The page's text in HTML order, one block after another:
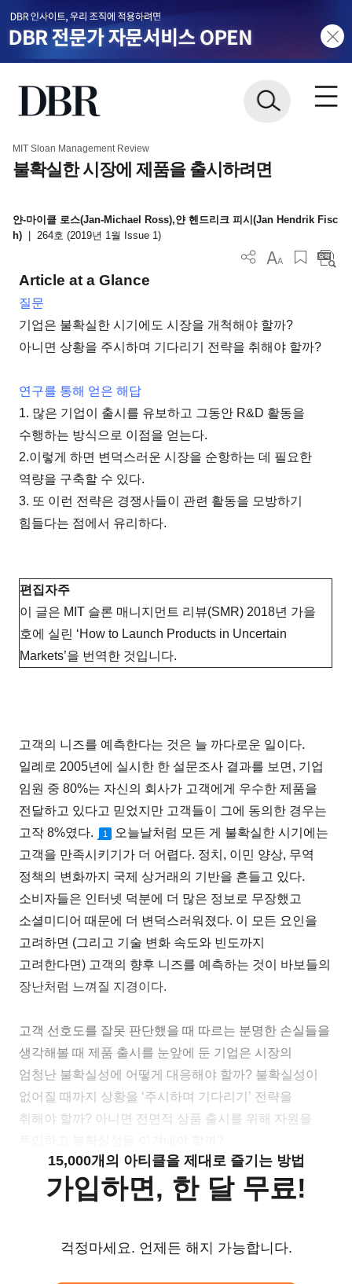
MIT Sloan Management Review
불확실한 시장에 제품을 출시하려면
얀-마이클 로스(Jan-Michael Ross),얀 헨드리크 피시(Jan Hendrik Fisc
h)
264호 (2019년 1월 Issue 1)
Article at a Glance
질문
기업은 불확실한 시기에도 시장을 개척해야 할까?
아니면 상황을 주시하며 기다리기 전략을 취해야 할까?
연구를 통해 얻은 해답
1. 많은 기업이 출시를 유보하고 그동안 R&D 활동을
수행하는 방식으로 이점을 얻는다.
2.이렇게 하면 변덕스러운 시장을 순항하는 데 필요한
역량을 구축할 수 있다.
3. 또 이런 전략은 경쟁사들이 관련 활동을 모방하기
힘들다는 점에서 유리하다.
편집자주
이 글은 MIT 슬론 매니지먼트 리뷰(SMR) 2018년 가을
호에 실린 ‘How to Launch Products in Uncertain
Markets’을 번역한 것입니다.
고객의 니즈를 예측한다는 것은 늘 까다로운 일이다.
일례로 2005년에 실시한 한 설문조사 결과를 보면, 기업
임원 중 80%는 자신의 회사가 고객에게 우수한 제품을
전달하고 있다고 믿었지만 고객들이 그에 동의한 경우는
고작 8%였다.
1
오늘날처럼 모든 게 불확실한 시기에는
고객을 만족시키기가 더 어렵다. 정치, 이민 양상, 무역
정책의 변화까지 국제 상거래의 기반을 흔들고 있다.
소비자들은 인터넷 덕분에 더 많은 정보로 무장했고
소셜미디어 때문에 더 변덕스러워졌다. 이 모든 요인을
고려하면 (그리고 기술 변화 속도와 빈도까지
고려한다면) 고객의 향후 니즈를 예측하는 것이 바보들의
장난처럼 느껴질 지경이다.
고객 선호도를 잘못 판단했을 때 따르는 분명한 손실들을
생각해볼 때 제품 출시를 눈앞에 둔 기업은 시장의
엄청난 불확실성에 어떻게 대응해야 할까? 불확실성이
없어질 때까지 상황을 ‘주시하며 기다리기’ 전략을
취해야 할까? 아니면 전면적 상품 출시를 위해 자원을
15,000개의 아티클을 제대로 즐기는 방법
가입하면, 한 달 무료!
걱정마세요. 언제든 해지 가능합니다.